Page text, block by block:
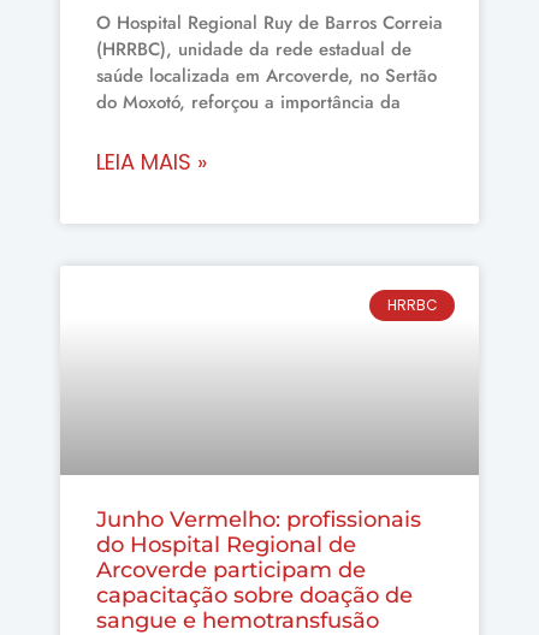
O Hospital Regional Ruy de Barros Correia
(HRRBC), unidade da rede estadual de
saúde localizada em Arcoverde, no Sertão
do Moxotó, reforçou a importância da
LEIA MAIS »
HRRBC
Junho Vermelho: profissionais
do Hospital Regional de
Arcoverde participam de
capacitação sobre doação de
sangue e hemotransfusão